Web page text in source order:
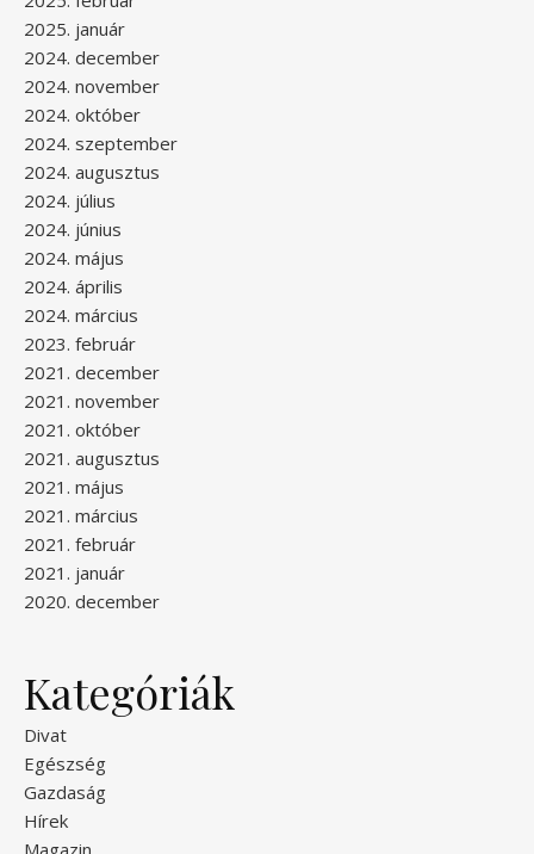
2025. január
2024. december
2024. november
2024. október
2024. szeptember
2024. augusztus
2024. július
2024. június
2024. május
2024. április
2024. március
2023. február
2021. december
2021. november
2021. október
2021. augusztus
2021. május
2021. március
2021. február
2021. január
2020. december
Kategóriák
Divat
Egészség
Gazdaság
Hírek
Magazin